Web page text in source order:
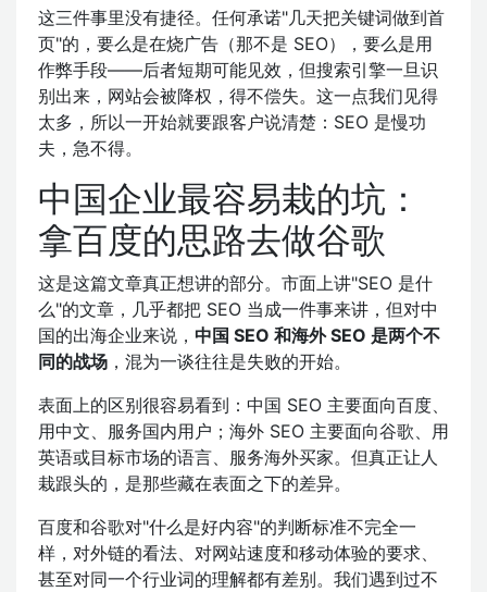
这三件事里没有捷径。任何承诺"几天把关键词做到首
页"的，要么是在烧广告（那不是 SEO），要么是用
作弊手段——后者短期可能见效，但搜索引擎一旦识
别出来，网站会被降权，得不偿失。这一点我们见得
太多，所以一开始就要跟客户说清楚：SEO 是慢功
夫，急不得。
中国企业最容易栽的坑：
拿百度的思路去做谷歌
这是这篇文章真正想讲的部分。市面上讲"SEO 是什
么"的文章，几乎都把 SEO 当成一件事来讲，但对中
国的出海企业来说， 中国 SEO 和海外 SEO 是两个不
同的战场 ，混为一谈往往是失败的开始。
表面上的区别很容易看到：中国 SEO 主要面向百度、
用中文、服务国内用户；海外 SEO 主要面向谷歌、用
英语或目标市场的语言、服务海外买家。但真正让人
栽跟头的，是那些藏在表面之下的差异。
百度和谷歌对"什么是好内容"的判断标准不完全一
样，对外链的看法、对网站速度和移动体验的要求、
甚至对同一个行业词的理解都有差别。我们遇到过不